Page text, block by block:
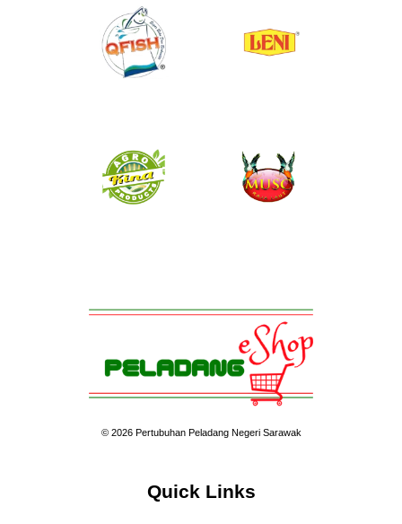
© 2026 Pertubuhan Peladang Negeri Sarawak
Quick Links